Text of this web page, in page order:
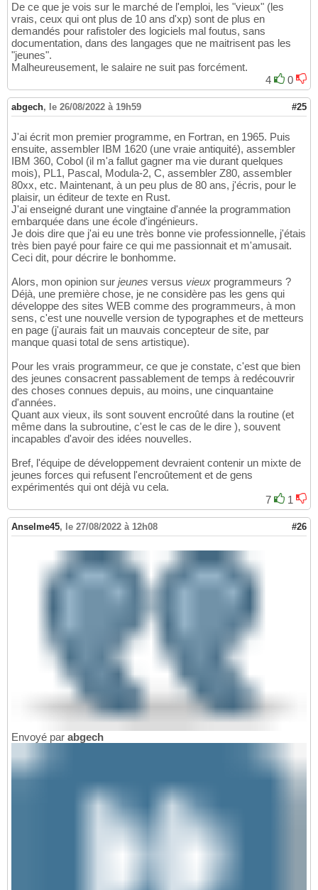
De ce que je vois sur le marché de l'emploi, les "vieux" (les
vrais, ceux qui ont plus de 10 ans d'xp) sont de plus en
demandés pour rafistoler des logiciels mal foutus, sans
documentation, dans des langages que ne maitrisent pas les
"jeunes".
Malheureusement, le salaire ne suit pas forcément.
4
0
abgech, le 26/08/2022 à 19h59 #25
J'ai écrit mon premier programme, en Fortran, en 1965. Puis
ensuite, assembler IBM 1620 (une vraie antiquité), assembler
IBM 360, Cobol (il m'a fallut gagner ma vie durant quelques
mois), PL1, Pascal, Modula-2, C, assembler Z80, assembler
80xx, etc. Maintenant, à un peu plus de 80 ans, j'écris, pour le
plaisir, un éditeur de texte en Rust.
J'ai enseigné durant une vingtaine d'année la programmation
embarquée dans une école d'ingénieurs.
Je dois dire que j'ai eu une très bonne vie professionnelle, j'étais
très bien payé pour faire ce qui me passionnait et m'amusait.
Ceci dit, pour décrire le bonhomme.
Alors, mon opinion sur jeunes versus vieux programmeurs ?
Déjà, une première chose, je ne considère pas les gens qui
développe des sites WEB comme des programmeurs, à mon
sens, c'est une nouvelle version de typographes et de metteurs
en page (j'aurais fait un mauvais concepteur de site, par
manque quasi total de sens artistique).
Pour les vrais programmeur, ce que je constate, c'est que bien
des jeunes consacrent passablement de temps à redécouvrir
des choses connues depuis, au moins, une cinquantaine
d'années.
Quant aux vieux, ils sont souvent encroûté dans la routine (et
même dans la subroutine, c'est le cas de le dire ), souvent
incapables d'avoir des idées nouvelles.
Bref, l'équipe de développement devraient contenir un mixte de
jeunes forces qui refusent l'encroûtement et de gens
expérimentés qui ont déjà vu cela.
7
1
Anselme45, le 27/08/2022 à 12h08 #26
Envoyé par abgech